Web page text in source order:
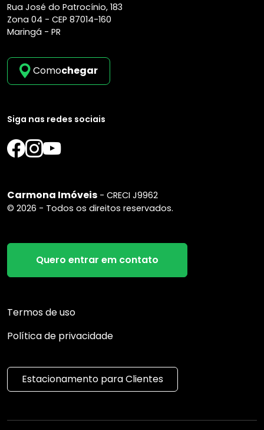
Rua José do Patrocínio, 183
Zona 04 - CEP 87014-160
Maringá - PR
Comochegar
Siga nas redes sociais
Carmona Imóveis - CRECI J9962
© 2026 - Todos os direitos reservados.
Quero entrar em contato
Termos de uso
Política de privacidade
Estacionamento para Clientes